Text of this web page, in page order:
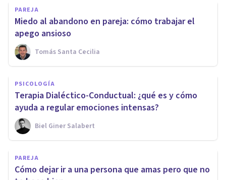
PAREJA
Miedo al abandono en pareja: cómo trabajar el
apego ansioso
Tomás Santa Cecilia
PSICOLOGÍA
Terapia Dialéctico-Conductual: ¿qué es y cómo
ayuda a regular emociones intensas?
Biel Giner Salabert
PAREJA
Cómo dejar ir a una persona que amas pero que no